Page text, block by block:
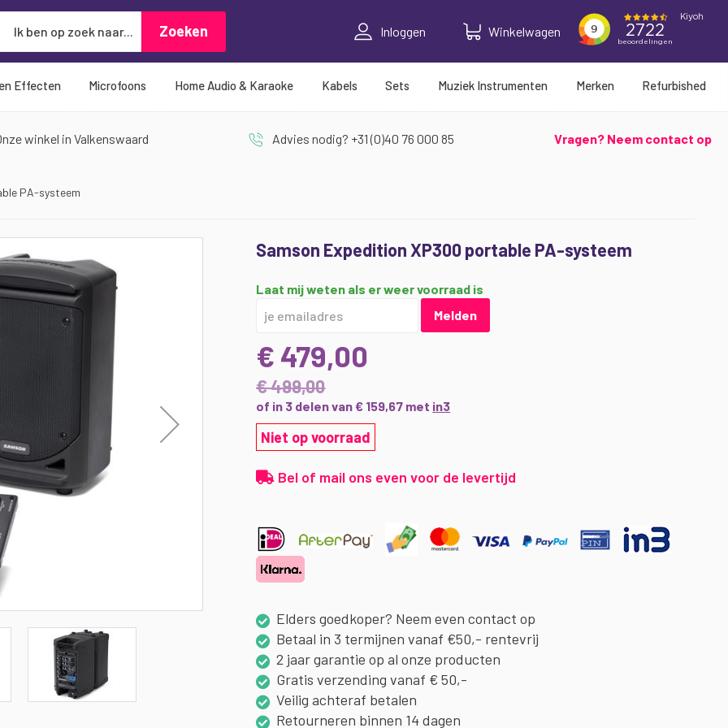
Zoeken Inloggen Winkelwagen
Effecten Microfoons Home Audio & Karaoke Kabels Sets Muziek Instrumenten Merken Refurbished
winkel in Valkenswaard Advies nodig? +31 (0)40 76 000 85 Vragen? Neem contact op
PA-systeem
Samson Expedition XP300 portable PA-systeem
Laat mij weten als er weer voorraad is
Melden
€ 479,00
€ 499,00
of in 3 delen van € 159,67 met in3
Niet op voorraad
Bel of mail ons even voor de levertijd
Elders goedkoper? Neem even contact op
Betaal in 3 termijnen vanaf €50,- rentevrij
2 jaar garantie op al onze producten
Gratis verzending vanaf € 50,-
Veilig achteraf betalen
Retourneren binnen 14 dagen